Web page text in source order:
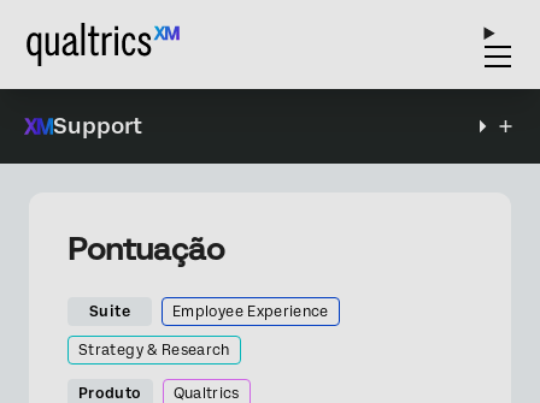
Support
Pontuação
Suite Employee Experience
Strategy & Research
Produto Qualtrics